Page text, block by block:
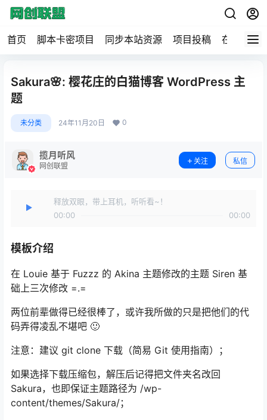
首页 脚本卡密项目 同步本站资源 项目投稿 在线工具
Sakura🌸: 樱花庄的白猫博客 WordPress 主
题
未分类 24年11月20日 0
揽月听风
网创联盟
关注 私信
释放双眼，带上耳机，听听看~！
00:00
00:00
模板介绍
在 Louie 基于 Fuzzz 的 Akina 主题修改的主题 Siren 基
础上三次修改 =.=
两位前辈做得已经很棒了，或许我所做的只是把他们的代
码弄得凌乱不堪吧 🙂
注意：建议 git clone 下载（简易 Git 使用指南）；
如果选择下载压缩包，解压后记得把文件夹名改回
Sakura，也即保证主题路径为 /wp-
content/themes/Sakura/；